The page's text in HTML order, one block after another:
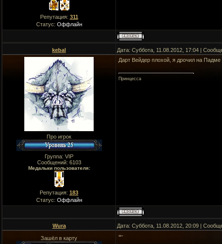
Репутация: 311
Статус: Оффлайн
kebal Дата: Суббота, 11.08.2012, 17:04 |
Про игрок
Группа: VIP
Сообщений: 6103
Медальки пользователя:
Репутация: 183
Статус: Оффлайн
Дарт Вейдер плохой, я дрочил на
Принцесса
Wura Дата: Суббота, 11.08.2012, 20:09 |
Зашёл в карту =-